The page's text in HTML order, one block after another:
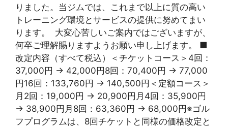
りました。当ジムでは、これまで以上に質の高い
トレーニング環境とサービスの提供に努めてまい
ります。 大変心苦しいご案内ではございますが、
何卒ご理解賜りますようお願い申し上げます。 ■
改定内容（すべて税込）＜チケットコース＞4回：
37,000円 → 42,000円8回：70,400円 → 77,000
円16回：133,760円 → 140,500円＜定額コース＞
月2回：19,000円 → 20,900円月4回：35,900円
→ 38,900円月8回：63,360円 → 68,000円※ゴル
フプログラムは、8回チケットと同様の価格改定と